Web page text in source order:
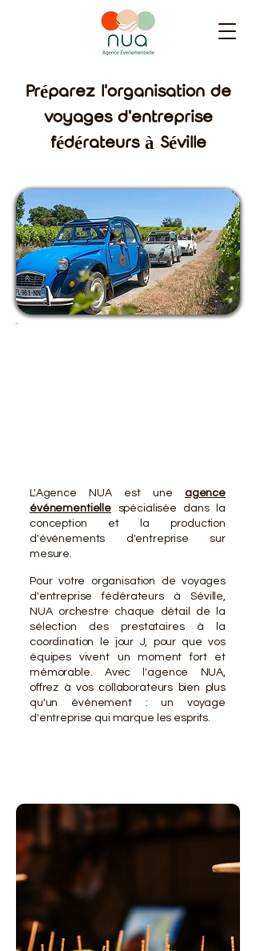
Préparez l'organisation de
voyages d'entreprise
fédérateurs à Séville
L'Agence NUA est une agence
événementielle
spécialisée dans la
conception et la production
d'événements d'entreprise sur
mesure.
Pour votre organisation de voyages
d'entreprise fédérateurs à Séville,
NUA orchestre chaque détail de la
sélection des prestataires à la
coordination le jour J, pour que vos
équipes vivent un moment fort et
mémorable. Avec l'agence NUA,
offrez à vos collaborateurs bien plus
qu'un événement : un voyage
d'entreprise qui marque les esprits.